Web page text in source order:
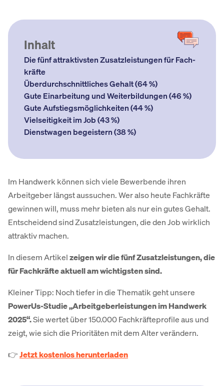
Inhalt
Die fünf attraktivsten Zusatz­leistungen für Fach­
kräfte
Über­durch­schnittliches Gehalt (64 %)
Gute Einarbeitung und Weiterbildungen (46 %)
Gute Auf­stiegs­möglichkeiten (44 %)
Vielseitigkeit im Job (43 %)
Dienst­wagen begeistern (38 %)
Im Handwerk können sich viele Bewerbende ihren
Arbeitgeber längst aussuchen. Wer also heute Fachkräfte
gewinnen will, muss mehr bieten als nur ein gutes Gehalt.
Entscheidend sind Zusatzleistungen, die den Job wirklich
attraktiv machen.
In diesem Artikelzeigen wir die fünf Zusatzleistungen, die
für Fachkräfte aktuell am wichtigsten sind.
Kleiner Tipp: Noch tiefer in die Thematik geht unsere
PowerUs-Studie „Arbeitgeberleistungen im Handwerk
2025“.Sie wertet über 150.000 Fachkräfteprofile aus und
zeigt, wie sich die Prioritäten mit dem Alter verändern.
👉Jetzt kostenlos herunterladen